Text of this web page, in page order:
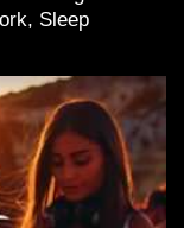
Sleep